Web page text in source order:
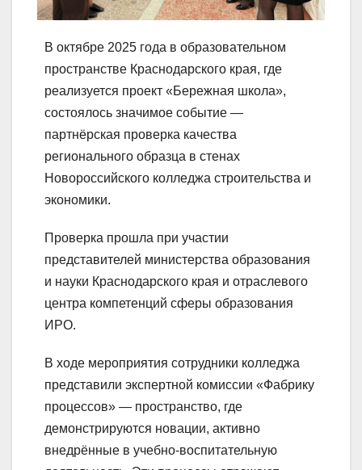
В октябре 2025 года в образовательном
пространстве Краснодарского края, где
реализуется проект «Бережная школа»,
состоялось значимое событие —
партнёрская проверка качества
регионального образца в стенах
Новороссийского колледжа строительства и
экономики.
Проверка прошла при участии
представителей министерства образования
и науки Краснодарского края и отраслевого
центра компетенций сферы образования
ИРО.
В ходе мероприятия сотрудники колледжа
представили экспертной комиссии «Фабрику
процессов» — пространство, где
демонстрируются новации, активно
внедрённые в учебно-воспитательную